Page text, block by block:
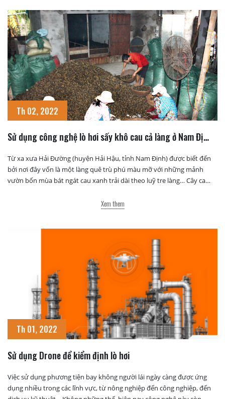
Th 02, 2022
Sử dụng công nghệ lò hơi sấy khô cau cả làng ở Nam Định
Từ xa xưa Hải Đường (huyện Hải Hậu, tỉnh Nam Định) được biết đến
bởi nơi đây vốn là một làng quê trù phú màu mỡ với những mảnh
vườn bốn mùa bát ngát cau xanh trải dài theo luỹ tre làng… Cây cau
Xem them
Th 01, 2022
Sử dụng Drone để kiểm định lò hơi
Việc sử dụng phương tiện bay không người lái ngày càng được ứng
dụng nhiều trong các lĩnh vực, từ nông nghiệp đến công nghiệp, đến